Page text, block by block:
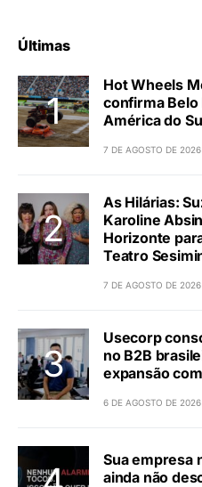
Últimas
Hot Wheels
confirma
América do
7 DE AGOSTO DE 2026
As Hilárias:
Karoline
Horizonte
Teatro
7 DE AGOSTO DE 2026
Usecorp
no B2B
expansão
6 DE AGOSTO DE 2026
Sua empresa
ainda não